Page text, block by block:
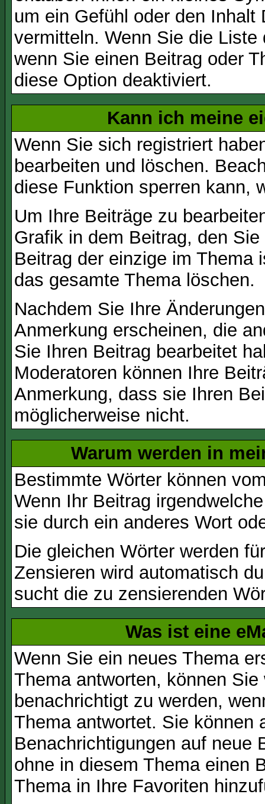
um ein Gefühl oder den
vermitteln. Wenn Sie die
wenn Sie einen Beitrag oder
diese Option deaktiviert.
Kann ich meine
Wenn Sie sich registriert
bearbeiten und löschen.
diese Funktion sperren kann,
Um Ihre Beiträge zu
Grafik in dem Beitrag, den
Beitrag der einzige im Thema
das gesamte Thema löschen.
Nachdem Sie Ihre
Anmerkung erscheinen, die
Sie Ihren Beitrag bearbeitet
Moderatoren können Ihre
Anmerkung, dass sie Ihren
möglicherweise nicht.
Warum werden in
Bestimmte Wörter können
Wenn Ihr Beitrag
sie durch ein anderes Wort
Die gleichen Wörter werden
Zensieren wird automatisch
sucht die zu zensierenden
Was ist eine
Wenn Sie ein neues Thema
Thema antworten, können
benachrichtigt zu werden,
Thema antwortet. Sie können
Benachrichtigungen auf neue
ohne in diesem Thema einen
Thema in Ihre Favoriten